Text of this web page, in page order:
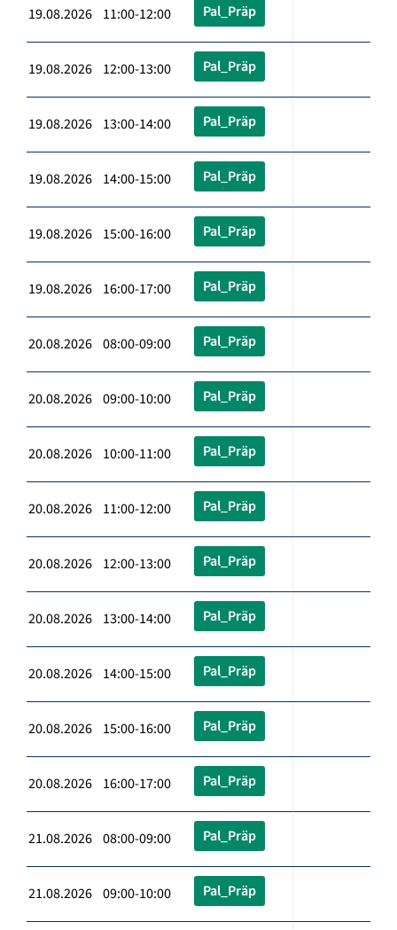
19.08.2026 11:00-12:00 Pal_Präp
19.08.2026 12:00-13:00 Pal_Präp
19.08.2026 13:00-14:00 Pal_Präp
19.08.2026 14:00-15:00 Pal_Präp
19.08.2026 15:00-16:00 Pal_Präp
19.08.2026 16:00-17:00 Pal_Präp
20.08.2026 08:00-09:00 Pal_Präp
20.08.2026 09:00-10:00 Pal_Präp
20.08.2026 10:00-11:00 Pal_Präp
20.08.2026 11:00-12:00 Pal_Präp
20.08.2026 12:00-13:00 Pal_Präp
20.08.2026 13:00-14:00 Pal_Präp
20.08.2026 14:00-15:00 Pal_Präp
20.08.2026 15:00-16:00 Pal_Präp
20.08.2026 16:00-17:00 Pal_Präp
21.08.2026 08:00-09:00 Pal_Präp
21.08.2026 09:00-10:00 Pal_Präp